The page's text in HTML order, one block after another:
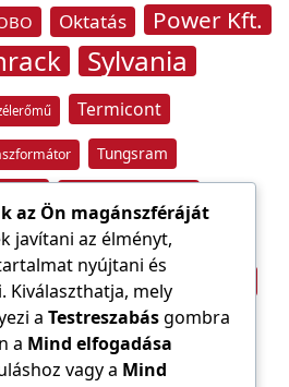
Oktatás Power Kft.
Sylvania
Termicont
Tungsram
Áramfogyasztás
Építőipar átviteli hálózat
az Ön magánszféráját
javítani az élményt,
nyújtani és
Kiválaszthatja, mely
a Testreszabásgombra
a Mind elfogadása
vagy a Mind